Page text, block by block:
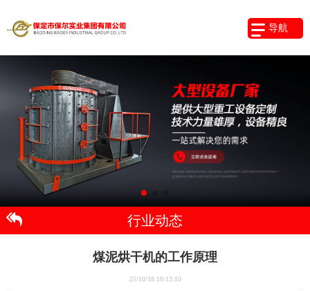
导航
行业动态
煤泥烘干机的工作原理
25/10/18 10:13:10